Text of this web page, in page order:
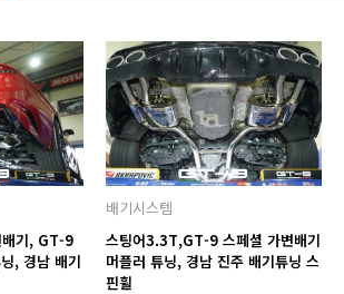
기, GT-9
, 경남 배기
배기시스템
스팅어3.3T,GT-9 스페셜 가변배기
머플러 튜닝, 경남 진주 배기튜닝 스
핀휠